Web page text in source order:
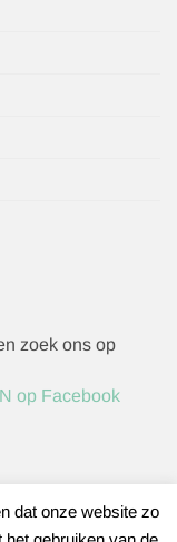
zoek ons op
op Facebook
dat onze website zo